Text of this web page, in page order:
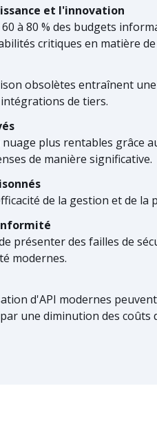
et l'innovation
à 80 % des budgets
critiques en matière
obsolètes entraînent
de tiers.
plus rentables grâce
de manière significative.
de la gestion et de la
présenter des failles de
modernes.
d'API modernes
une diminution des coûts